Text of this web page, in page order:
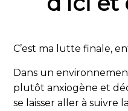
C’est ma lutte finale,
Dans un
plutôt anxiogène et
se laisser aller à suivre